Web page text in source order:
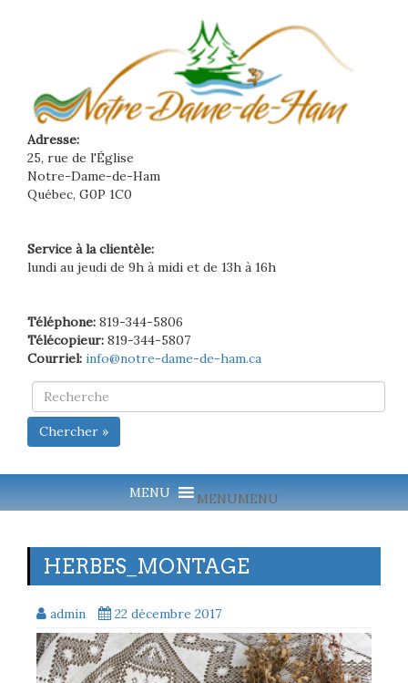
Adresse:
25, rue de l'Église
Notre-Dame-de-Ham
Québec, G0P 1C0
Service à la clientèle:
lundi au jeudi de 9h à midi et de 13h à 16h
Téléphone: 819-344-5806
Télécopieur: 819-344-5807
Courriel: info@notre-dame-de-ham.ca
Chercher »
MENUMENU
HERBES_MONTAGE
admin 22 décembre 2017